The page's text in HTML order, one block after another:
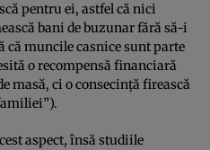
pentru ei, astfel că nici
bani de buzunar fără să-i
că muncile casnice sunt parte
o recompensă financiară
masă, ci o consecinţă firească
aspect, însă studiile